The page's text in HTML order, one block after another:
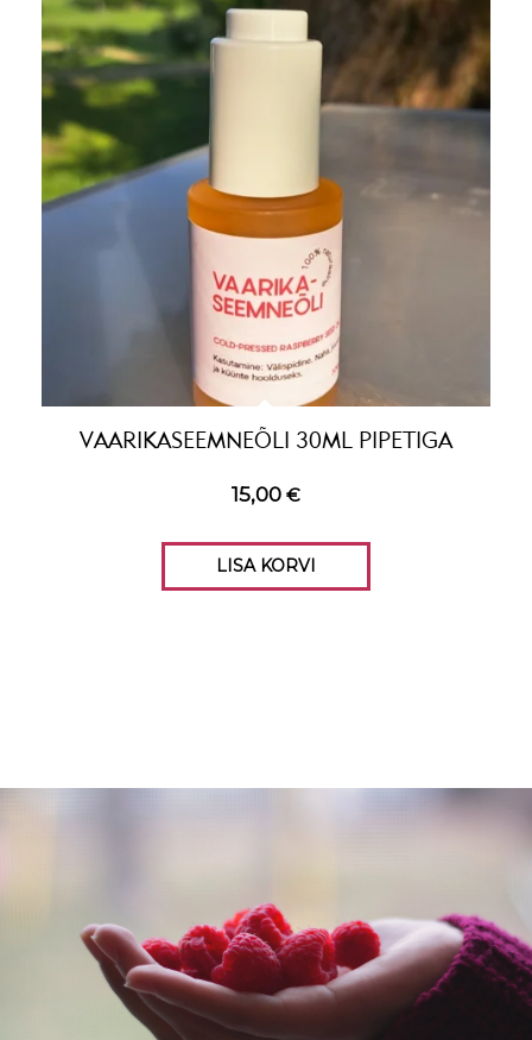
VAARIKASEEMNEÕLI 30ML PIPETIGA
15,00 €
LISA KORVI